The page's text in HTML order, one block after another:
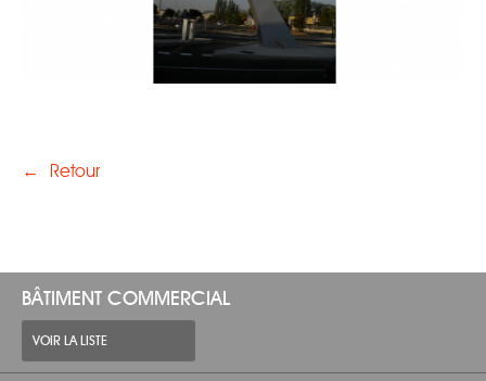
← Retour
BÂTIMENT COMMERCIAL
VOIR LA LISTE